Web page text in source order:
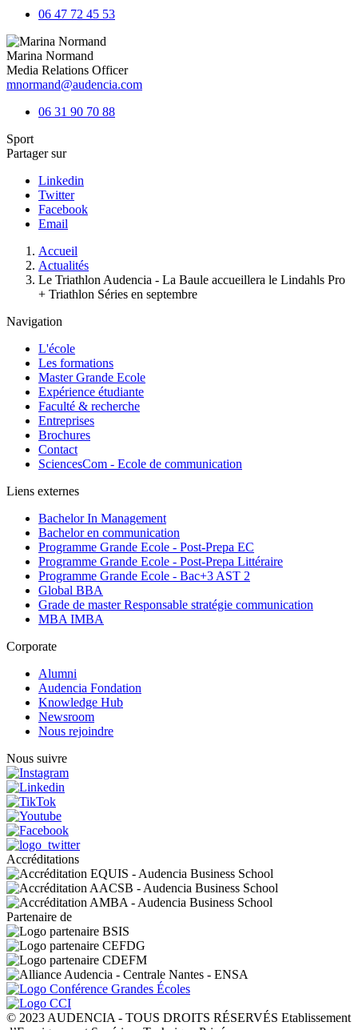
06 47 72 45 53
Marina Normand
Media Relations Officer
mnormand@audencia.com
06 31 90 70 88
Sport
Partager sur
Linkedin
Twitter
Facebook
Email
d'Ariane
Accueil
Actualités
Le Triathlon Audencia - La Baule accueillera le Lindahls Pro
+ Triathlon Séries en septembre
Navigation
L'école
Les formations
Master Grande Ecole
Expérience étudiante
Faculté & recherche
Entreprises
Brochures
Contact
SciencesCom - Ecole de communication
Liens externes
Bachelor In Management
Bachelor en communication
Programme Grande Ecole - Post-Prepa EC
Programme Grande Ecole - Post-Prepa Littéraire
Programme Grande Ecole - Bac+3 AST 2
Global BBA
Grade de master Responsable stratégie communication
MBA IMBA
Corporate
Alumni
Audencia Fondation
Knowledge Hub
Newsroom
Nous rejoindre
Nous suivre
Accréditations
Partenaire de
© 2023 AUDENCIA - TOUS DROITS RÉSERVÉS Etablissement